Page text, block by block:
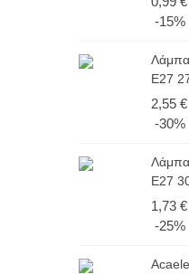
-15%
E27
2,55 €
-30%
E27
1,73 €
-25%